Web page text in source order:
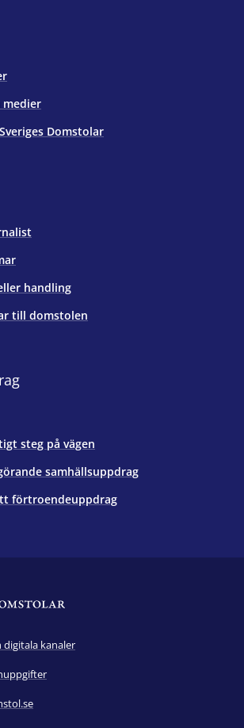
medier
Domstolar
handling
till domstolen
steg på vägen
samhällsuppdrag
förtroendeuppdrag
kanaler